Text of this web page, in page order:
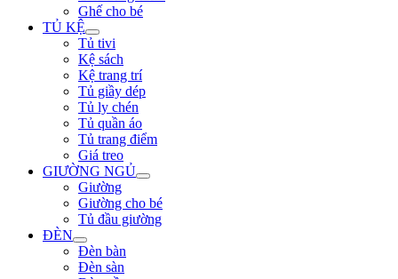
Ghế cho bé
TỦ KỆ
Tủ tivi
Kệ sách
Kệ trang trí
Tủ giầy dép
Tủ ly chén
Tủ quần áo
Tủ trang điểm
Giá treo
GIƯỜNG NGỦ
Giường
Giường cho bé
Tủ đầu giường
ĐÈN
Đèn bàn
Đèn sàn